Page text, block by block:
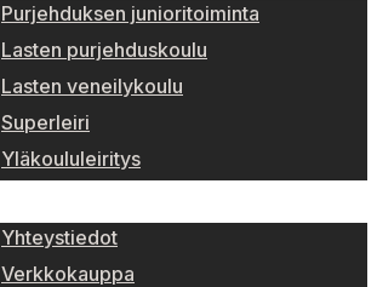
Purjehduksen junioritoiminta
Lasten purjehduskoulu
Lasten veneilykoulu
Superleiri
Yläkoululeiritys
Yhteystiedot
Verkkokauppa